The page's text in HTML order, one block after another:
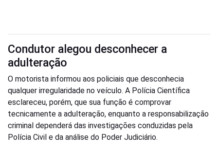
Condutor alegou desconhecer a
adulteração
O motorista informou aos policiais que desconhecia
qualquer irregularidade no veículo. A Polícia Científica
esclareceu, porém, que sua função é comprovar
tecnicamente a adulteração, enquanto a responsabilização
criminal dependerá das investigações conduzidas pela
Polícia Civil e da análise do Poder Judiciário.